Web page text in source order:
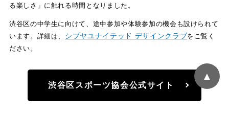
る楽しさ」に触れる時間となりました。
渋谷区の中学生に向けて、途中参加や体験参加の機会も設けられて
います。詳細は、 シブヤユナイテッド デザインクラブをご覧く
ださい。
渋谷区スポーツ協会公式サイト
▲